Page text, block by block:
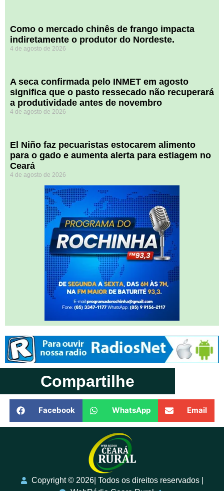
​Como o mercado chinês de frango impacta
indiretamente o produtor do Nordeste.
4 de agosto de 2026
A seca confirmada pelo INMET em agosto
significa que o pasto ressecado não recuperará
a produtividade antes de novembro
4 de agosto de 2026
El Niño faz pecuaristas estocarem alimento
para o gado e aumenta alerta para estiagem no
Ceará
4 de agosto de 2026
Compartilhe
Facebook WhatsApp Email
Copyright ©️ 2026| Todos os direitos reservados |